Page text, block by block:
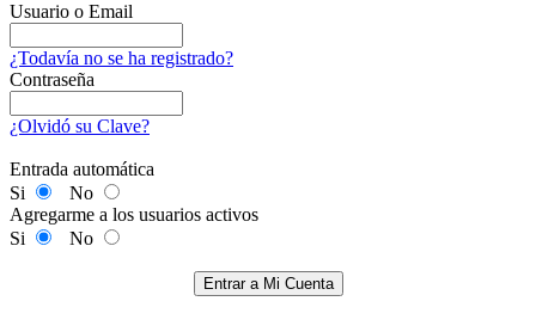
Usuario o Email
¿Todavía no se ha registrado?
Contraseña
¿Olvidó su Clave?
Entrada automática
Si
No
Agregarme a los usuarios activos
Si
No
Entrar a Mi Cuenta